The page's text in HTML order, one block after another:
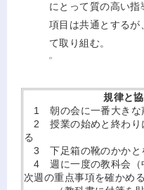
にとって質の高い
項目は共通とするが
て取り組む。
規律と
1 朝の会に一番大きな
2 授業の始めと終わり
る
3 下足箱の靴のかかと
4 週に一度の教科会（
次週の重点事項を確かめ